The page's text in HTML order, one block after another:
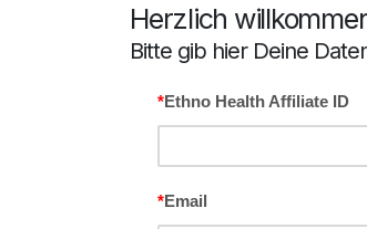
Herzlich
Bitte gib hier Deine
*Ethno Health Affiliate ID
*Email